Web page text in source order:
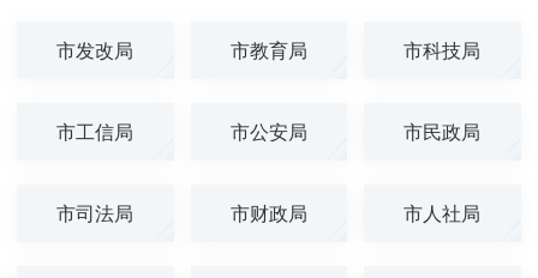
市发改局 市教育局 市科技局
市工信局 市公安局 市民政局
市司法局 市财政局 市人社局